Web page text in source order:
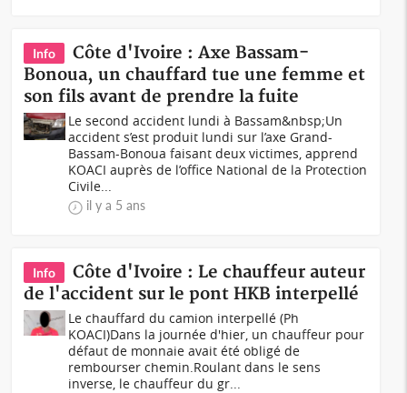
Info
Côte d'Ivoire : Axe Bassam-
Bonoua, un chauffard tue une femme et
son fils avant de prendre la fuite
Le second accident lundi à Bassam&nbsp;Un
accident s’est produit lundi sur l’axe Grand-
Bassam-Bonoua faisant deux victimes, apprend
KOACI auprès de l’office National de la Protection
Civile...
il y a 5 ans
Info
Côte d'Ivoire : Le chauffeur auteur
de l'accident sur le pont HKB interpellé
Le chauffard du camion interpellé (Ph
KOACI)Dans la journée d'hier, un chauffeur pour
défaut de monnaie avait été obligé de
rembourser chemin.Roulant dans le sens
inverse, le chauffeur du gr...